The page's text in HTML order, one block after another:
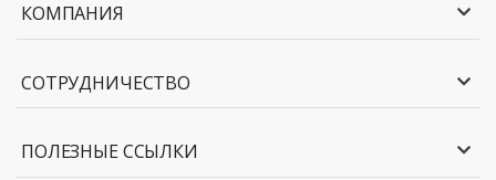
КОМПАНИЯ
СОТРУДНИЧЕСТВО
ПОЛЕЗНЫЕ ССЫЛКИ